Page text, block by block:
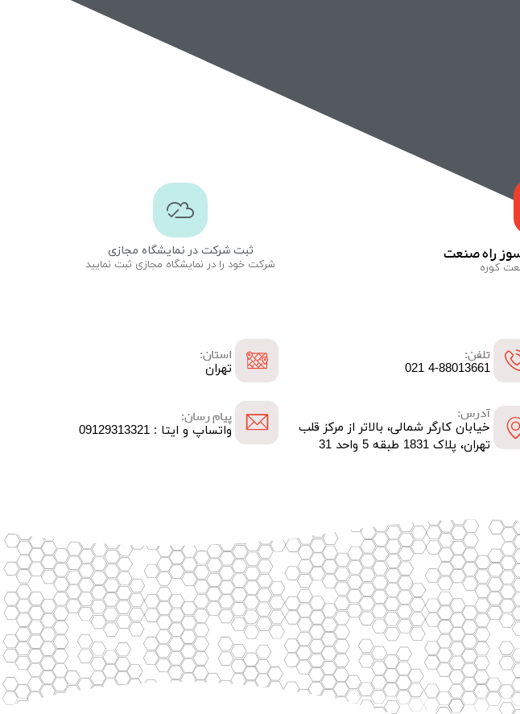
راه صنعت
کوره
ثبت شرکت در نمایشگاه مجازی
شرکت خود را در نمایشگاه مجازی ثبت نمایید
تلفن:
4-88013661 021
استان:
تهران
آدرس:
خیابان کارگر شمالی، بالاتر از مرکز قلب
تهران، پلاک 1831 طبقه 5 واحد 31
پیام رسان:
واتساپ و ایتا : 09129313321